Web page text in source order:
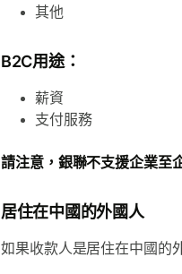
其他
B2C用途：
薪資
支付服務
請注意，銀聯不支援企業至
居住在中國的外國人
如果收款人是居住在中國的